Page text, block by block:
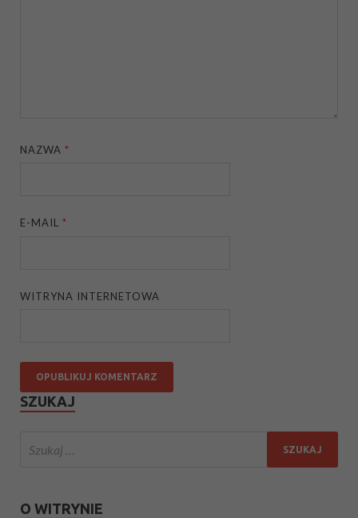
NAZWA*
E-MAIL*
WITRYNA INTERNETOWA
SZUKAJ
O WITRYNIE